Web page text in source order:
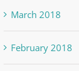
March 2018
February 2018